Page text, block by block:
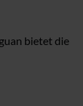
bietet die